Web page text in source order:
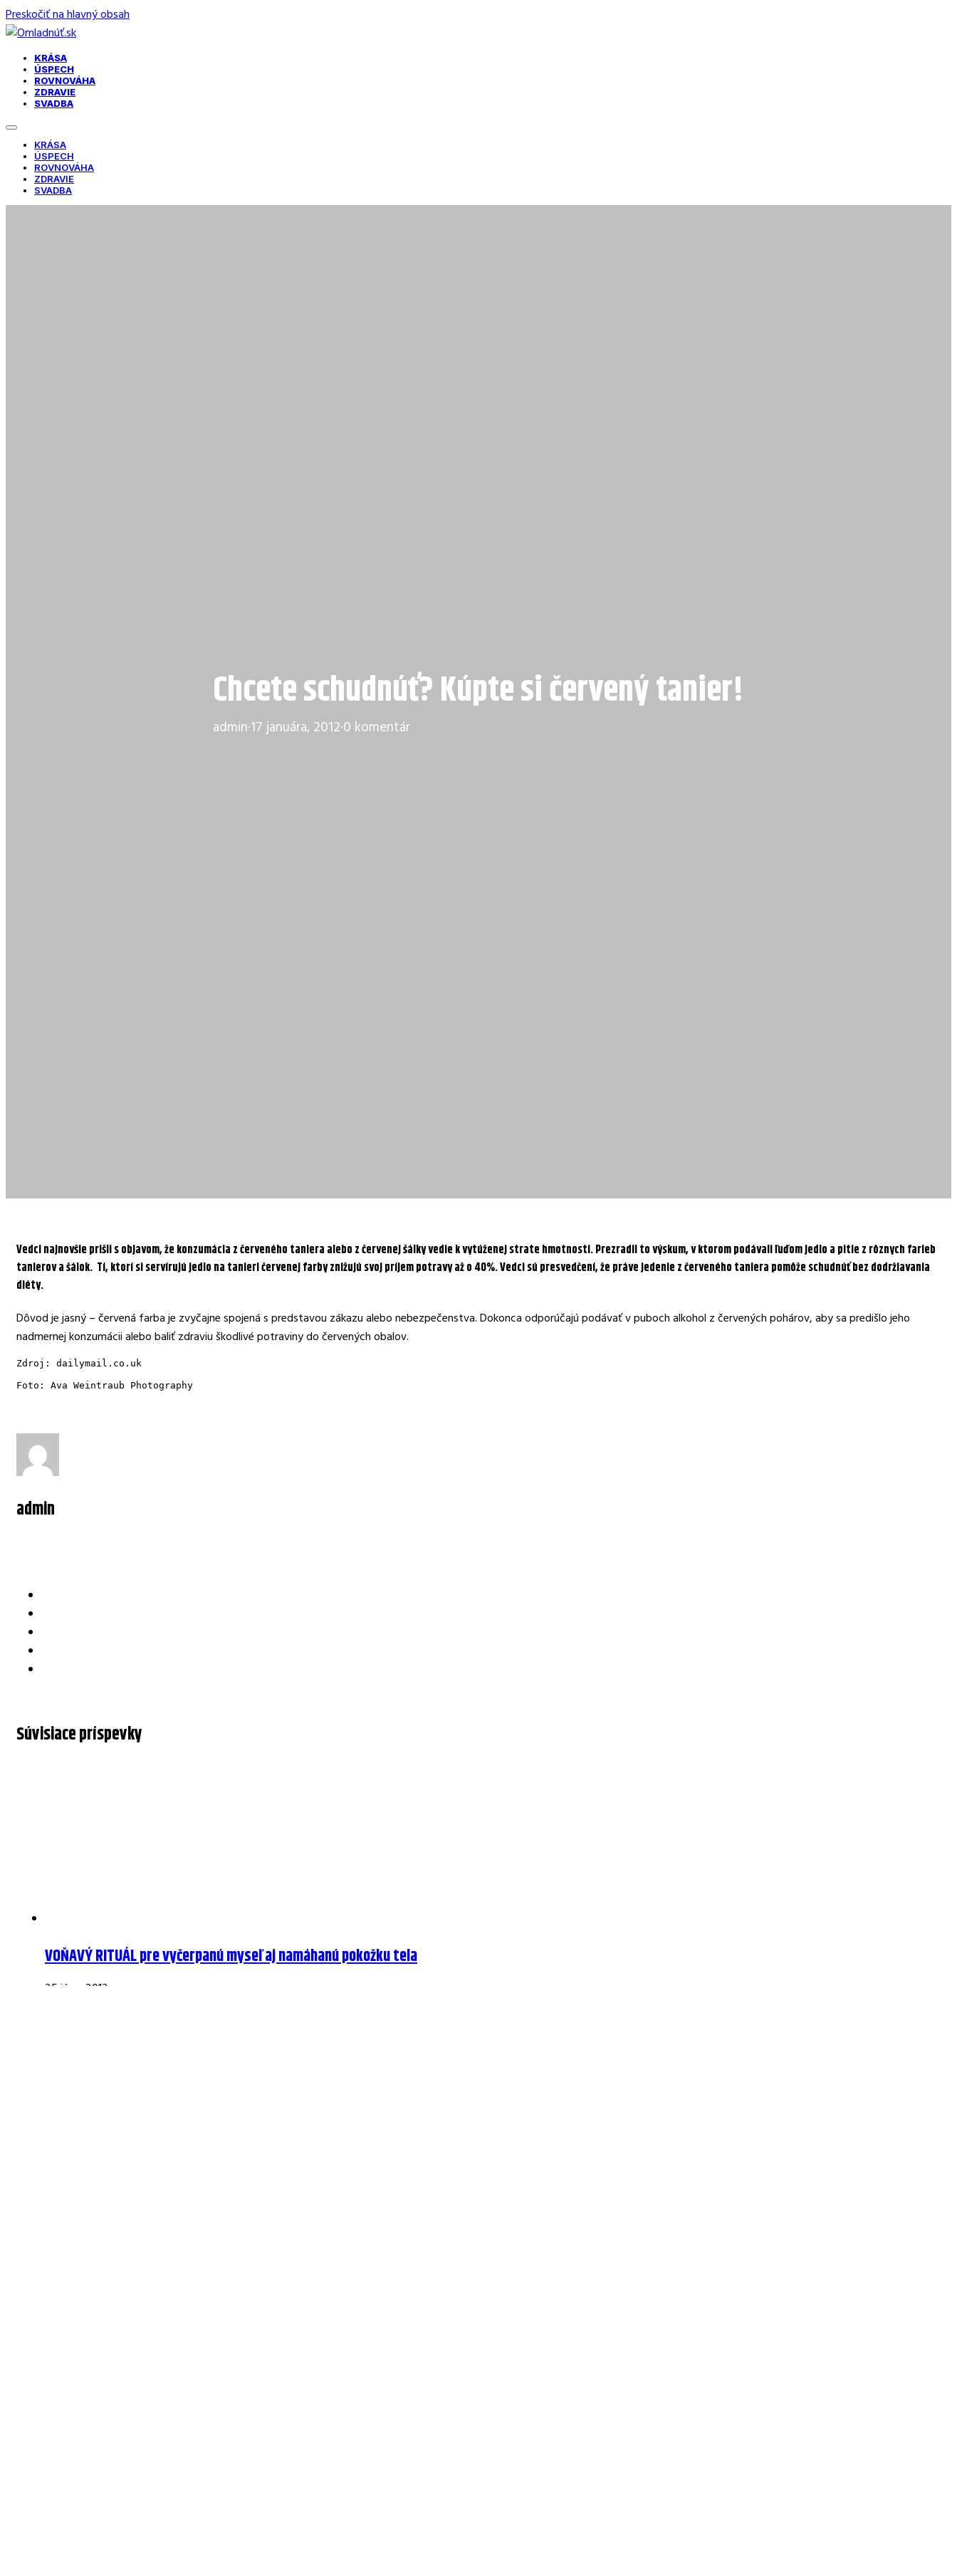
Preskočiť na hlavný obsah
KRÁSA
ÚSPECH
ROVNOVÁHA
ZDRAVIE
SVADBA
KRÁSA
ÚSPECH
ROVNOVÁHA
ZDRAVIE
SVADBA
Chcete schudnúť? Kúpte si červený tanier!
admin·17 januára, 2012·0 komentár
Vedci najnovšie prišli s objavom, že konzumácia z červeného taniera alebo z červenej šálky vedie k vytúženej strate hmotnosti. Prezradil to výskum, v ktorom podávali ľuďom jedlo a pitie z rôznych farieb
tanierov a šálok. Tí, ktorí si servírujú jedlo na tanieri červenej farby znižujú svoj príjem potravy až o 40%. Vedci sú presvedčení, že práve jedenie z červeného taniera pomôže schudnúť bez dodržiavania
diéty.
Dôvod je jasný – červená farba je zvyčajne spojená s predstavou zákazu alebo nebezpečenstva. Dokonca odporúčajú podávať v puboch alkohol z červených pohárov, aby sa predišlo jeho
nadmernej konzumácii alebo baliť zdraviu škodlivé potraviny do červených obalov.
Zdroj: dailymail.co.uk
Foto: Ava Weintraub Photography
admin
Súvisiace príspevky
VOŇAVÝ RITUÁL pre vyčerpanú myseľ aj namáhanú pokožku tela
25 júna, 2012